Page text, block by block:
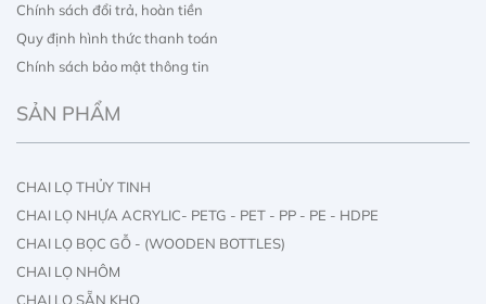
Chính sách đổi trả, hoàn tiền
Quy định hình thức thanh toán
Chính sách bảo mật thông tin
SẢN PHẨM
CHAI LỌ THỦY TINH
CHAI LỌ NHỰA ACRYLIC- PETG - PET - PP - PE - HDPE
CHAI LỌ BỌC GỖ - (WOODEN BOTTLES)
CHAI LỌ NHÔM
CHAI LỌ SẴN KHO